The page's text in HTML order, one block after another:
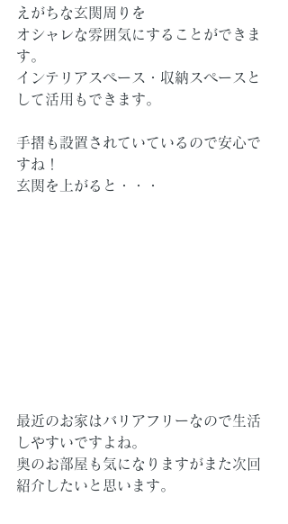
えがちな玄関周りを
オシャレな雰囲気にすることができま
す。
インテリアスペース・収納スペースと
して活用もできます。
手摺も設置されていているので安心で
すね！
玄関を上がると・・・
最近のお家はバリアフリーなので生活
しやすいですよね。
奥のお部屋も気になりますがまた次回
紹介したいと思います。